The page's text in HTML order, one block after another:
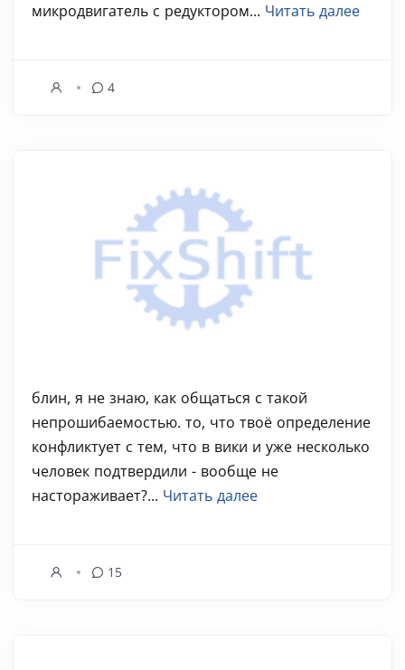
микродвигатель с редуктором... Читать далее
4
блин, я не знаю, как общаться с такой
непрошибаемостью. то, что твоё определение
конфликтует с тем, что в вики и уже несколько
человек подтвердили - вообще не
настораживает?... Читать далее
15